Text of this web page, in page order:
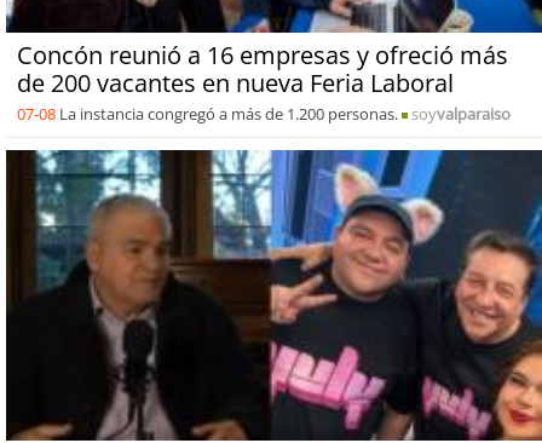
Concón reunió a 16 empresas y ofreció más
de 200 vacantes en nueva Feria Laboral
07-08 La instancia congregó a más de 1.200 personas. soyvalparaiso